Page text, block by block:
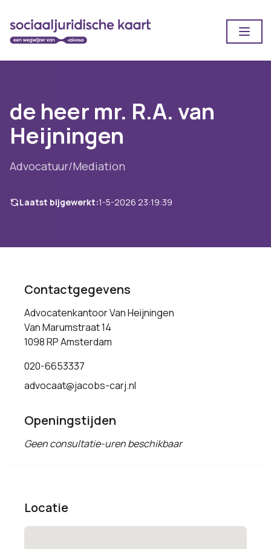
de heer mr. R.A. van
Heijningen
Advocatuur/Mediation
Laatst bijgewerkt:1-5-2026 23:19:39
Contactgegevens
Advocatenkantoor Van Heijningen
Van Marumstraat 14
1098 RP Amsterdam
020-6653337
advocaat@jacobs-carj.nl
Openingstijden
Geen consultatie-uren beschikbaar
Locatie